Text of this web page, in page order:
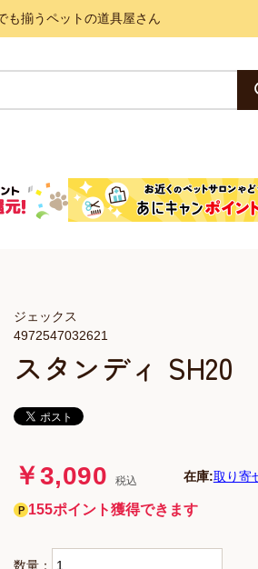
も揃うペットの道具屋さん
スタンディ SH20
4972547032621
ジェックス
￥3,090 税込 在庫:取り寄
155ポイント獲得できます
数量：